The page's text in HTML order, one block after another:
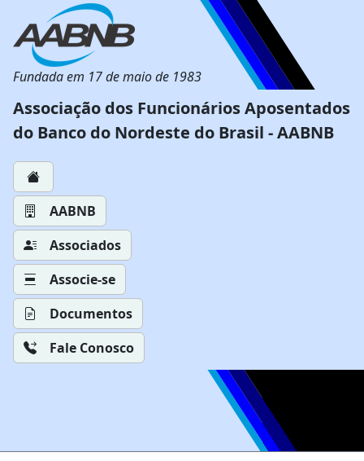
Fundada em 17 de maio de 1983
Associação dos Funcionários Aposentados
do Banco do Nordeste do Brasil - AABNB
AABNB
Associados
Associe-se
Documentos
Fale Conosco